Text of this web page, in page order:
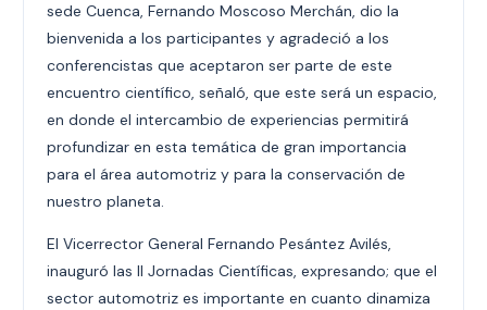
sede Cuenca, Fernando Moscoso Merchán, dio la
bienvenida a los participantes y agradeció a los
conferencistas que aceptaron ser parte de este
encuentro científico, señaló, que este será un espacio,
en donde el intercambio de experiencias permitirá
profundizar en esta temática de gran importancia
para el área automotriz y para la conservación de
nuestro planeta.
El Vicerrector General Fernando Pesántez Avilés,
inauguró las II Jornadas Científicas, expresando; que el
sector automotriz es importante en cuanto dinamiza